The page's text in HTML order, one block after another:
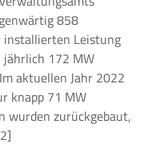
858
installierten Leistung
jährlich 172 MW
aktuellen Jahr 2022
knapp 71 MW
wurden zurückgebaut,